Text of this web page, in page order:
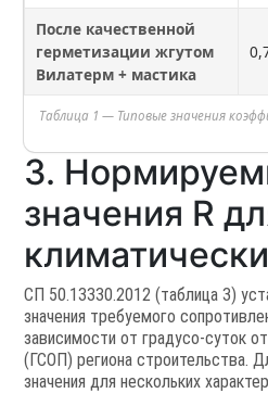
Таблица 1 — Типовые значения
После качественной
герметизации жгутом
Вилатерм + мастика
3.
значения R
СП 50.13330.2012 (таблица 3)
значения требуемого
зависимости от градусо-суток
(ГСОП) региона строительства.
значения для нескольких